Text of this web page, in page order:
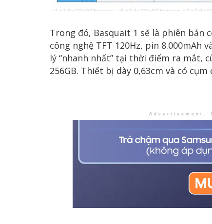
Trong đó, Basquait 1 sẽ là phiên bản
công nghệ TFT 120Hz, pin 8.000mAh
lý “nhanh nhất” tại thời điểm ra mắt,
256GB. Thiết bị dày 0,63cm và có
Advertisement.